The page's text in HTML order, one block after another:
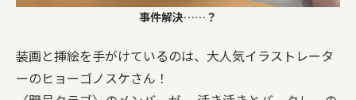
事件解決……？
装画と挿絵を手がけているのは、大人気イラストレータ
ーのヒョーゴノスケさん！